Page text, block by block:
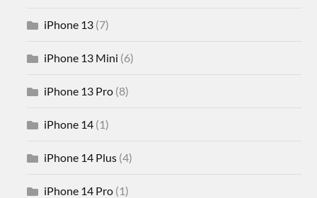
iPhone 13 (7)
iPhone 13 Mini (6)
iPhone 13 Pro (8)
iPhone 14 (1)
iPhone 14 Plus (4)
iPhone 14 Pro (1)